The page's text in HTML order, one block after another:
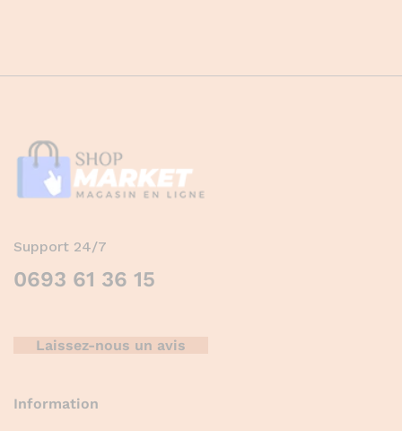
Support 24/7
0693 61 36 15
Laissez-nous un avis
Information